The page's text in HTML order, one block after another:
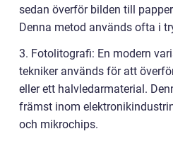
sedan överför bilden till
Denna metod används ofta i
3. Fotolitografi: En modern
tekniker används för att
eller ett halvledarmaterial.
främst inom
och mikrochips.